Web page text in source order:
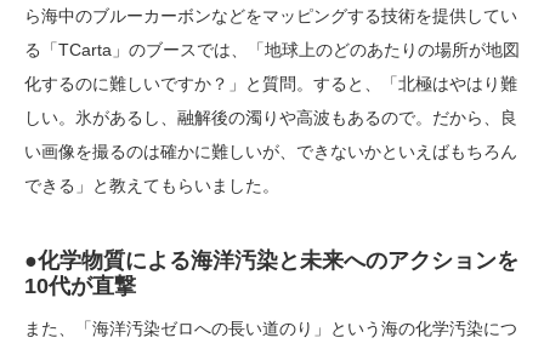
ら海中のブルーカーボンなどをマッピングする技術を提供してい
る「TCarta」のブースでは、「地球上のどのあたりの場所が地図
化するのに難しいですか？」と質問。すると、「北極はやはり難
しい。氷があるし、融解後の濁りや高波もあるので。だから、良
い画像を撮るのは確かに難しいが、できないかといえばもちろん
できる」と教えてもらいました。
●化学物質による海洋汚染と未来へのアクションを
10代が直撃
また、「海洋汚染ゼロへの長い道のり」という海の化学汚染につ